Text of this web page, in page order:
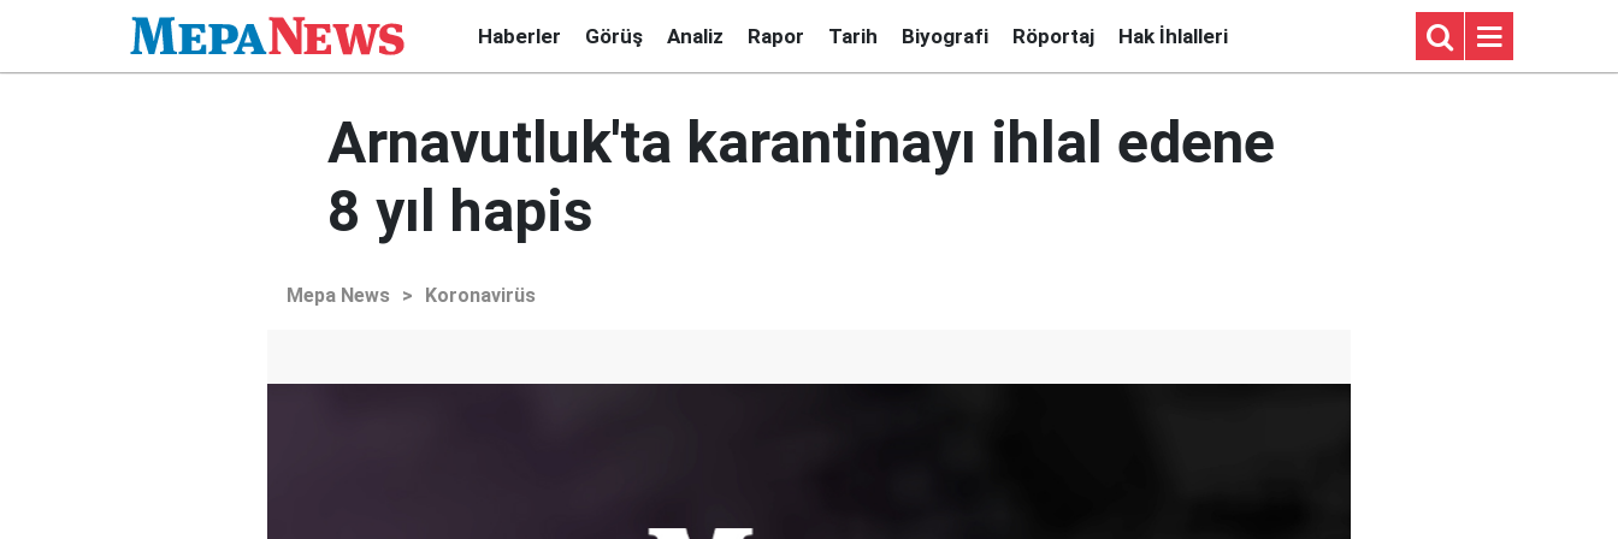
Haberler Görüş Analiz Rapor Tarih Biyografi Röportaj Hak İhlalleri
Arnavutluk'ta karantinayı ihlal edene
8 yıl hapis
Mepa News > Koronavirüs